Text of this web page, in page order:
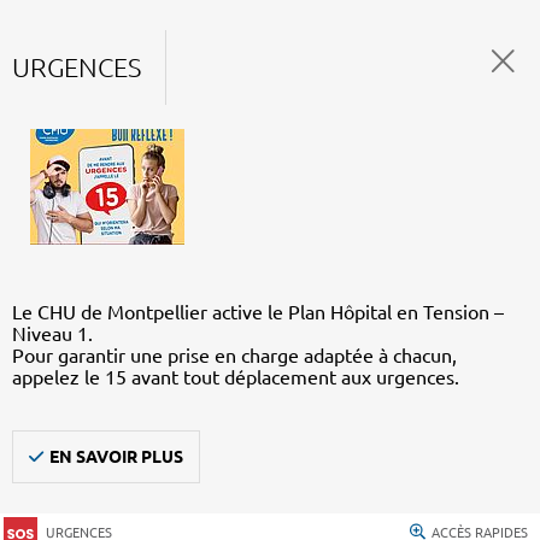
URGENCES
Le CHU de Montpellier active le Plan Hôpital en Tension –
Niveau 1.
Pour garantir une prise en charge adaptée à chacun,
appelez le 15 avant tout déplacement aux urgences.
EN SAVOIR PLUS
URGENCES ACCÈS RAPIDES